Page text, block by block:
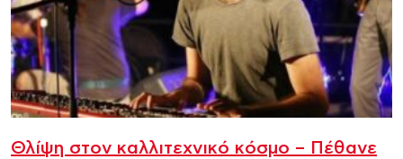
Θλίψη στον καλλιτεχνικό κόσμο – Πέθανε